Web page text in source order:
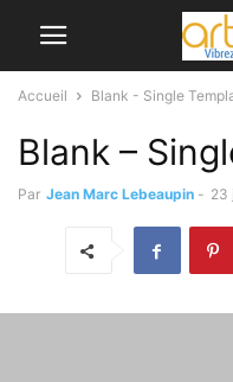
Accueil Blank - Single
Blank –
Par Jean Marc Lebeaupin - 23